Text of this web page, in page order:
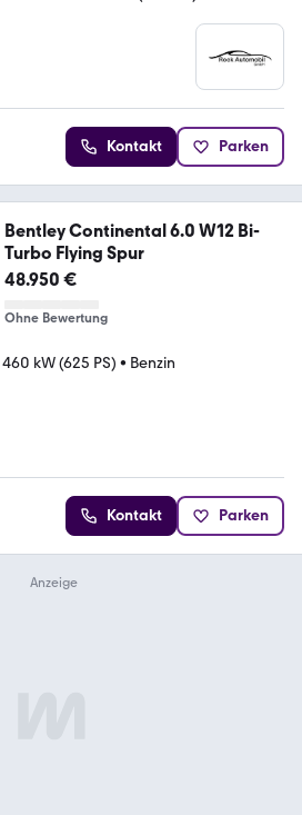
Kontakt Parken
Bentley Continental 6.0 W12 Bi-
Turbo Flying Spur
48.950 €
Ohne Bewertung
460 kW (625 PS) • Benzin
Kontakt Parken